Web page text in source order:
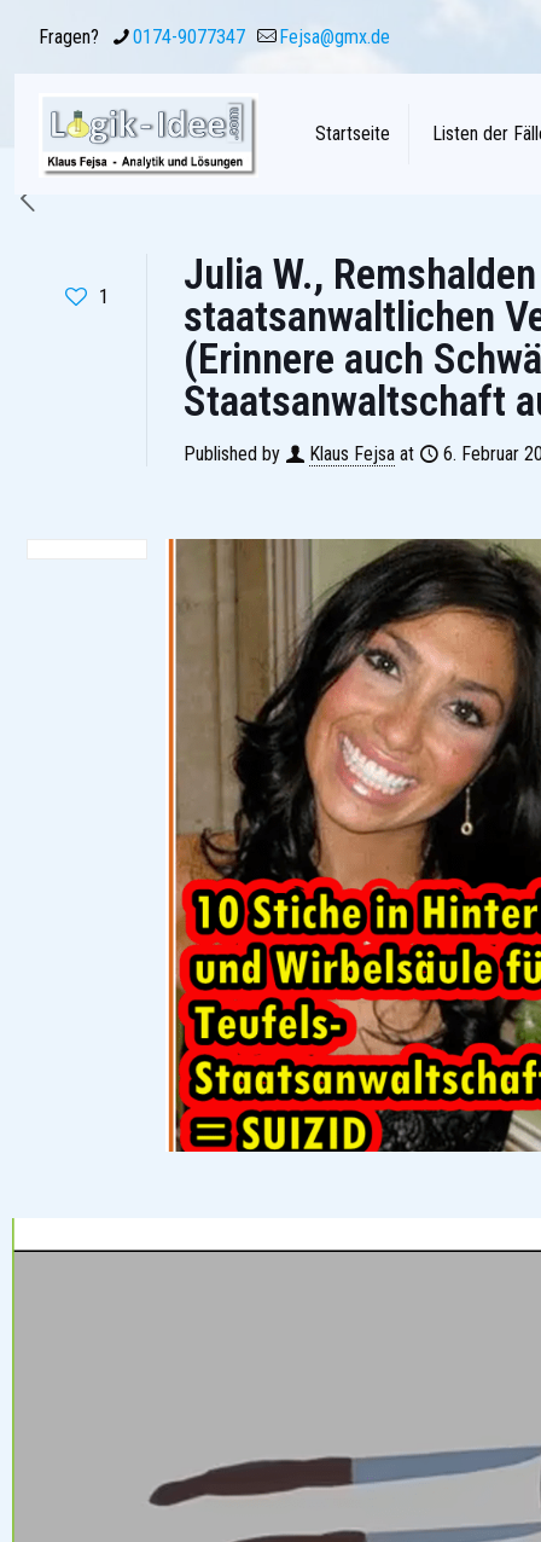
Fragen? 0174-9077347 Fejsa@gmx.de
Startseite Listen der
1
Julia W.,
staatsanwaltlichen
(Erinnere auch
Staatsanwaltschaft
Published by Klaus Fejsa at 6. Februar